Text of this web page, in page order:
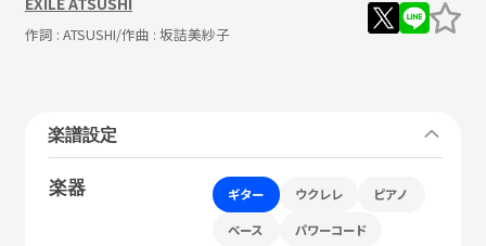
作詞 : ATSUSHI/作曲 : 坂詰美紗子
楽譜設定
楽器 ギター ウクレレ ピアノ
ベース パワーコード